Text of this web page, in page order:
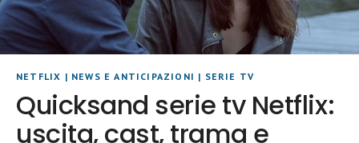
NETFLIX | NEWS E ANTICIPAZIONI | SERIE TV
Quicksand serie tv Netflix:
uscita, cast, trama e